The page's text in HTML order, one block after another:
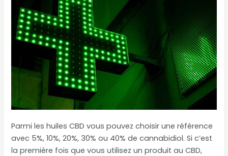
Parmi les huiles CBD vous pouvez choisir une référence
avec 5%, 10%, 20%, 30% ou 40% de cannabidiol. Si c’est
la première fois que vous utilisez un produit au CBD,